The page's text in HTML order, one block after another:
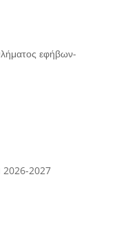
εφήβων-
2027